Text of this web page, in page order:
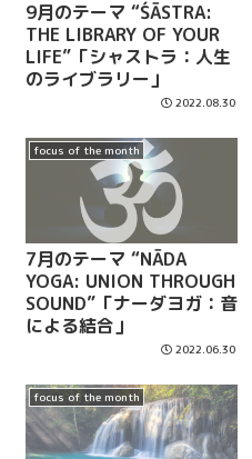
9月のテーマ “ŚĀSTRA:
THE LIBRARY OF YOUR
LIFE”「シャストラ：人生
のライブラリー」
2022.08.30
focus of the month
7月のテーマ “NĀDA
YOGA: UNION THROUGH
SOUND”「ナーダヨガ：音
による結合」
2022.06.30
focus of the month